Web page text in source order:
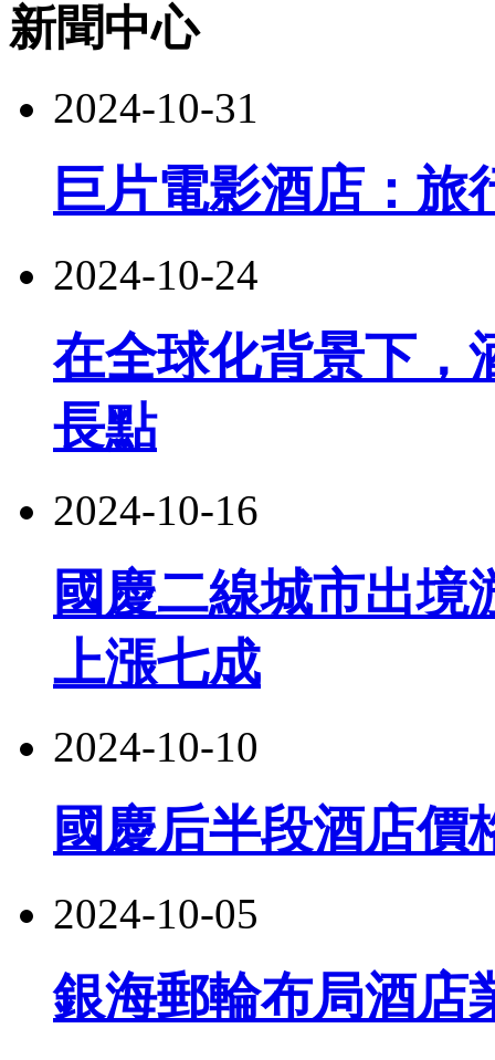
新聞中心
2024-10-31
巨片電影酒店：旅
2024-10-24
在全球化背景下，
長點
2024-10-16
國慶二線城市出境
上漲七成
2024-10-10
國慶后半段酒店價
2024-10-05
銀海郵輪布局酒店